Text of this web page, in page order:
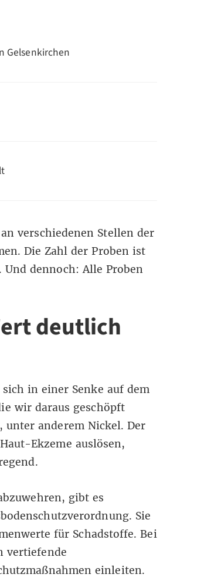
Gelsenkirchen
verschiedenen Stellen der
Die Zahl der Proben ist
dennoch: Alle Proben
deutlich
in einer Senke auf dem
wir daraus geschöpft
unter anderem Nickel. Der
Ekzeme auslösen,
gibt es
Sie
für Schadstoffe. Bei
vertiefende
einleiten.